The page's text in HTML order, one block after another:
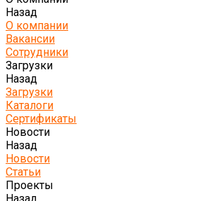
Назад
О компании
Вакансии
Сотрудники
Загрузки
Назад
Загрузки
Каталоги
Сертификаты
Новости
Назад
Новости
Статьи
Проекты